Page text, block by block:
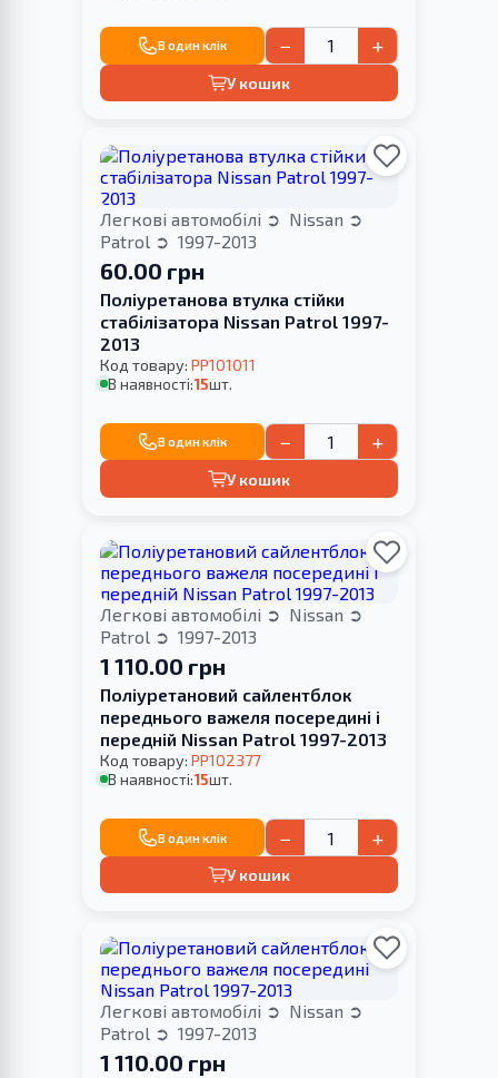
В один клік − +
У кошик
Легкові автомобілі
Nissan
Patrol
1997-2013
60.00 грн
Поліуретанова втулка стійки
стабілізатора Nissan Patrol 1997-
2013
Код товару: PP101011
В наявності:15шт.
В один клік − +
У кошик
Легкові автомобілі
Nissan
Patrol
1997-2013
1 110.00 грн
Поліуретановий сайлентблок
переднього важеля посередині і
передній Nissan Patrol 1997-2013
Код товару: PP102377
В наявності:15шт.
В один клік − +
У кошик
Легкові автомобілі
Nissan
Patrol
1997-2013
1 110.00 грн